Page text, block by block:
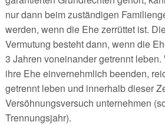
nur dann beim zuständigen
werden, wenn die Ehe zerrüttet ist.
Vermutung besteht dann, wenn die
3 Jahren voneinander getrennt
ihre Ehe einvernehmlich beenden,
getrennt leben und innerhalb dieser
Versöhnungsversuch unternehmen
Trennungsjahr).